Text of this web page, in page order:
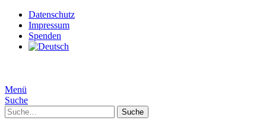
Datenschutz
Impressum
Spenden
Menü
Suche
Suche